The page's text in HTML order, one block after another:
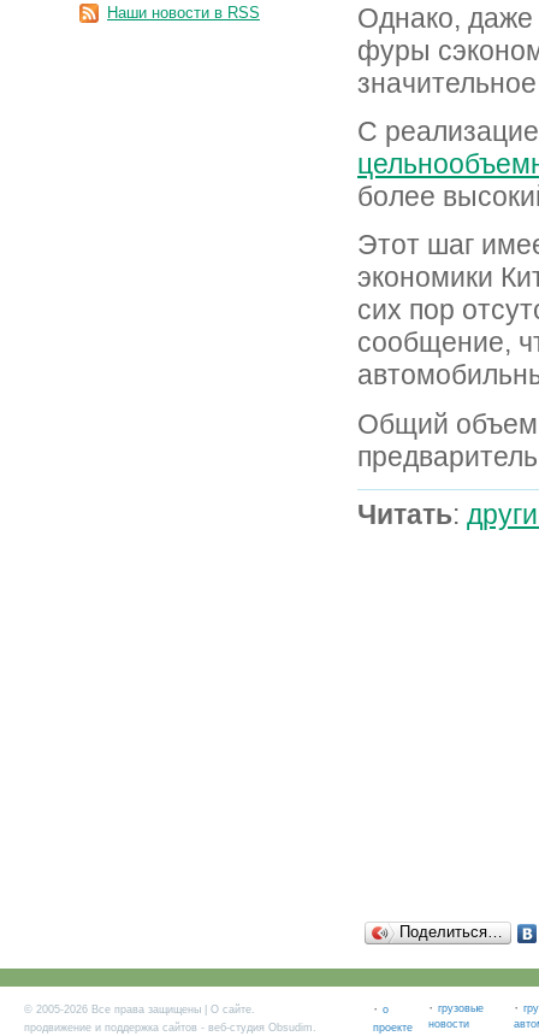
Наши новости в RSS
Однако,
фуры
С
более
Этот шаг
экономики
сих пор
сообщение,
Общий объем
Читать:
Поделиться…
© 2005-2026 Все права защищены | О сайте.
продвижение и поддержка сайтов - веб-студия Obsudim.
· о
проекте
· грузовые
новости
·